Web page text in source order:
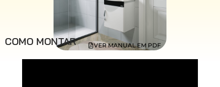
COMO MONTAR VER MANUAL EM PDF